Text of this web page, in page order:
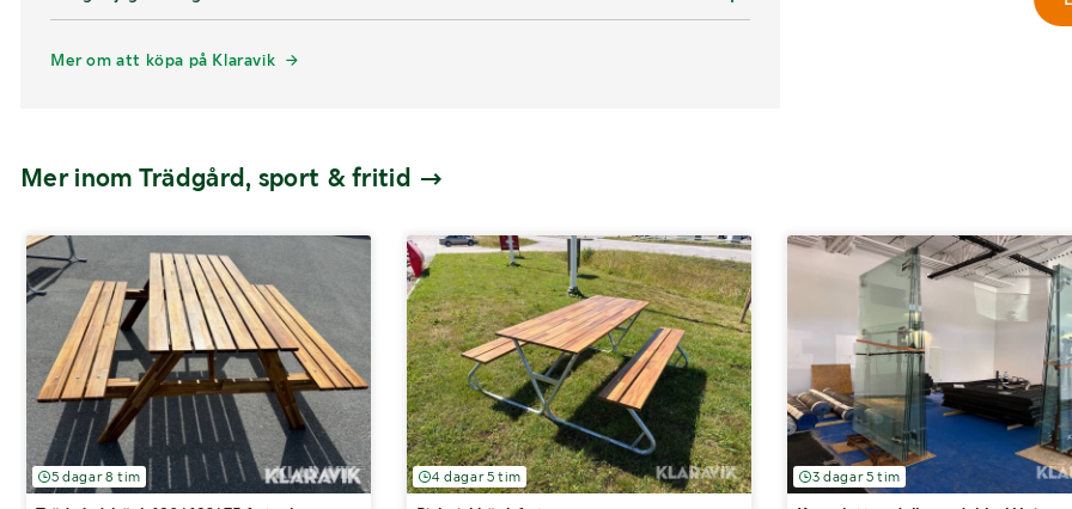
Mer om att köpa på Klaravik
Mer inom Trädgård, sport & fritid
5 dagar 8 tim 4 dagar 5 tim 3 dagar 5 tim